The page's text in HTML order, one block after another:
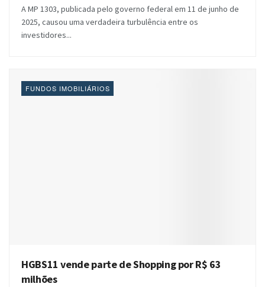
A MP 1303, publicada pelo governo federal em 11 de junho de
2025, causou uma verdadeira turbulência entre os
investidores...
FUNDOS IMOBILIÁRIOS
HGBS11 vende parte de Shopping por R$ 63
milhões